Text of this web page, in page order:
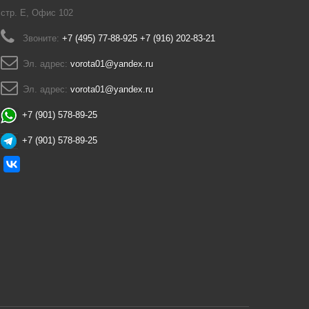
стр. Е, Офис 102
Звоните: +7 (495) 77-88-925 +7 (916) 202-83-21
Эл. адрес: vorota01@yandex.ru
Эл. адрес: vorota01@yandex.ru
+7 (901) 578-89-25
+7 (901) 578-89-25